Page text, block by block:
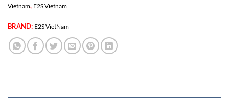
Vietnam, E2S Vietnam
BRAND: E2S VietNam